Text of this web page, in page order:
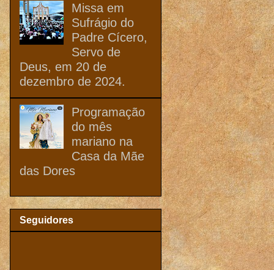
Missa em
Sufrágio do
Padre Cícero,
Servo de
Deus, em 20 de
dezembro de 2024.
Programação
do mês
mariano na
Casa da Mãe
das Dores
Seguidores